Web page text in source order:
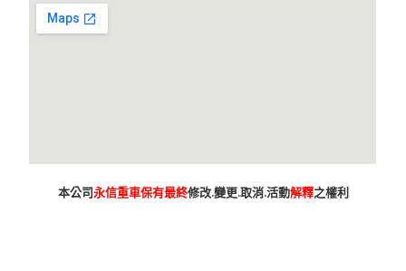
本公司永信重車保有最終修改.變更.取消.活動解釋之權利